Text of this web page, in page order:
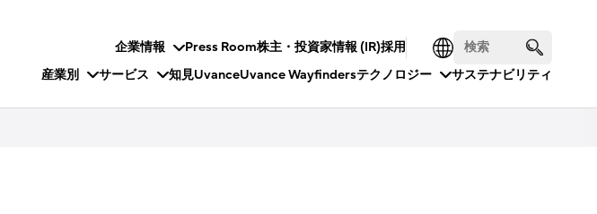
企業情報 Press Room株主・投資家情報 (IR)採用
産業別
サービス 知見UvanceUvance Wayfindersテクノロジー サステナビリティ